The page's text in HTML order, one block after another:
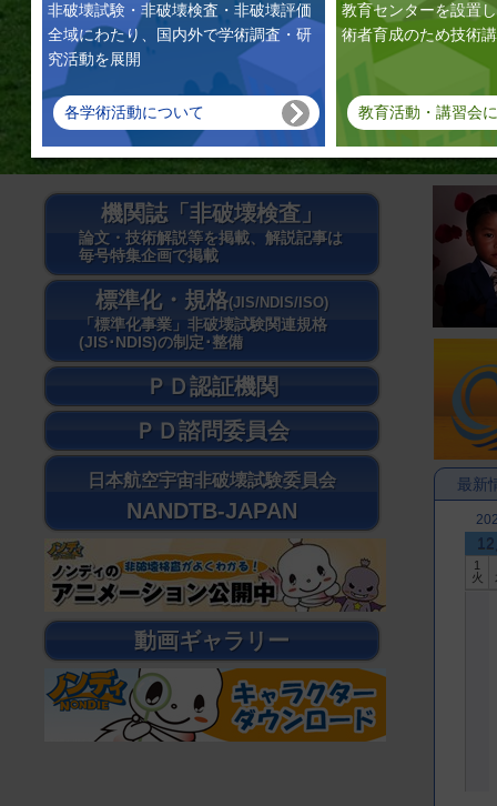
非破壊試験・非破壊検査・非破壊評価
全域にわたり、国内外で学術調査・研
究活動を展開
各学術活動について
教育センターを設置
術者育成のため技術
教育活動・講習会
機関誌「非破壊検査」
論文・技術解説等を掲載、解説記事は
毎号特集企画で掲載
標準化・規格(JIS/NDIS/ISO)
「標準化事業」非破壊試験関連規格
(JIS･NDIS)の制定･整備
ＰＤ認証機関
ＰＤ諮問委員会
日本航空宇宙非破壊試験委員会
NANDTB-JAPAN
動画ギャラリー
最新
1
火